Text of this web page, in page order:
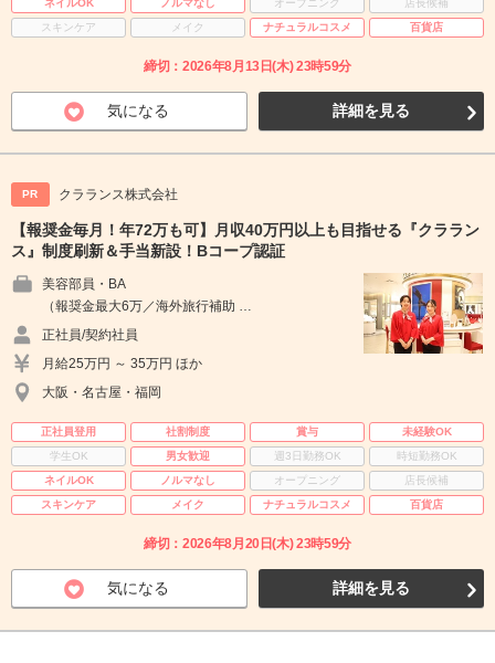
ネイルOK
ノルマなし オープニング
店長候補
スキンケア
メイク ナチュラルコスメ 百貨店
締切：2026年8月13日(木) 23時59分
気になる 詳細を見る
PR クラランス株式会社
【報奨金毎月！年72万も可】月収40万円以上も目指せる『クララン
ス』制度刷新＆手当新設！Bコープ認証
美容部員・BA
（報奨金最大6万／海外旅行補助 …
正社員/契約社員
月給25万円 ～ 35万円 ほか
大阪・名古屋・福岡
正社員登用 社割制度 賞与
未経験OK
学生OK
男女歓迎 週3日勤務OK
時短勤務OK
ネイルOK
ノルマなし オープニング
店長候補
スキンケア
メイク ナチュラルコスメ 百貨店
締切：2026年8月20日(木) 23時59分
気になる 詳細を見る